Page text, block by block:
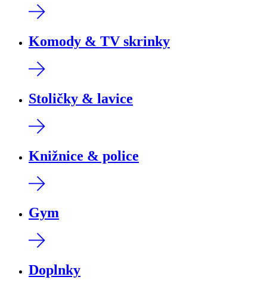
Komody & TV skrinky
Stoličky & lavice
Knižnice & police
Gym
Doplnky